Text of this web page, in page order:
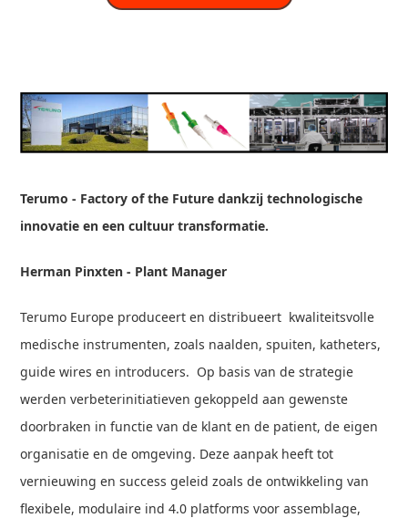
Terumo - Factory of the Future dankzij technologische
innovatie en een cultuur transformatie.
Herman Pinxten - Plant Manager
Terumo Europe produceert en distribueert kwaliteitsvolle
medische instrumenten, zoals naalden, spuiten, katheters,
guide wires en introducers. Op basis van de strategie
werden verbeterinitiatieven gekoppeld aan gewenste
doorbraken in functie van de klant en de patient, de eigen
organisatie en de omgeving. Deze aanpak heeft tot
vernieuwing en success geleid zoals de ontwikkeling van
flexibele, modulaire ind 4.0 platforms voor assemblage,